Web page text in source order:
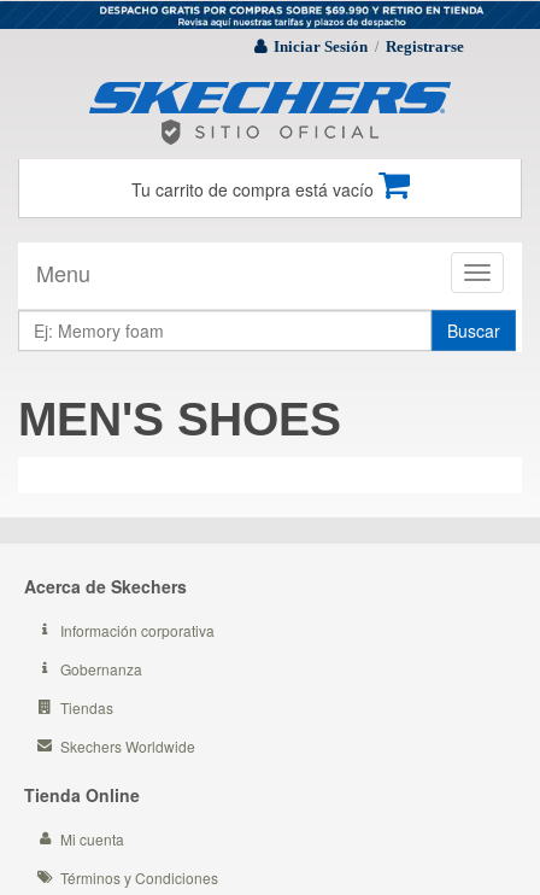
Iniciar Sesión / Registrarse
Tu carrito de compra está vacío
Toggle
Menu
Buscar
MEN'S SHOES
Acerca de Skechers
Información corporativa
Gobernanza
Tiendas
Skechers Worldwide
Tienda Online
Mi cuenta
Términos y Condiciones